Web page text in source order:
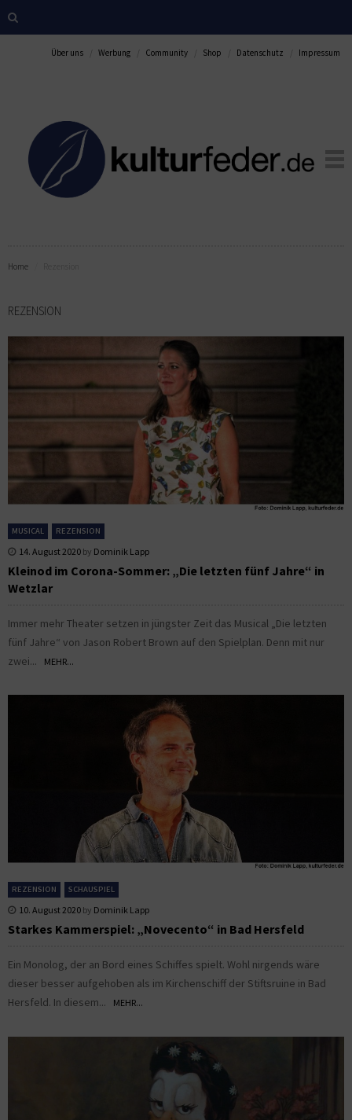
Über uns Werbung Community Shop Datenschutz Impressum
Home
REZENSION
MUSICAL REZENSION
14. August 2020 by Dominik Lapp
Kleinod im Corona-Sommer: „Die letzten fünf Jahre“ in
Wetzlar
Immer mehr Theater setzen in jüngster Zeit das Musical „Die letzten
fünf Jahre“ von Jason Robert Brown auf den Spielplan. Denn mit nur
zwei...
MEHR...
REZENSION SCHAUSPIEL
10. August 2020 by Dominik Lapp
Starkes Kammerspiel: „Novecento“ in Bad Hersfeld
Ein Monolog, der an Bord eines Schiffes spielt. Wohl nirgends wäre
dieser besser aufgehoben als im Kirchenschiff der Stiftsruine in Bad
Hersfeld. In diesem...
MEHR...